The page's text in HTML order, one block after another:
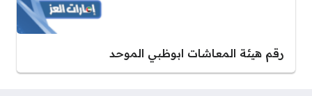
رقم هيئة المعاشات ابوظبي الموحد